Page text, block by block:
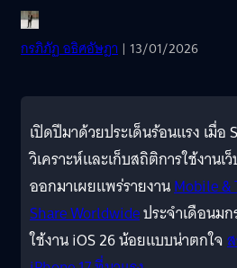
กรภิภัฏ อธิศอัษฎา | 13/01/2026
เปิดปีมาด้วยประเด็นร้อนแรง เมื่อ
วิเคราะห์และเก็บสถิติการใช้งานเ
ออกมาเผยแพร่รายงานMobile &
Share Worldwideประจำเดือนม
ใช้งาน iOS 26 น้อยแบบน่าตกใจ